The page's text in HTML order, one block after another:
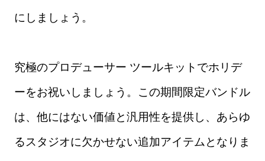
にしましょう。
究極のプロデューサー ツールキットでホリデ
ーをお祝いしましょう。この期間限定バンドル
は、他にはない価値と汎用性を提供し、あらゆ
るスタジオに欠かせない追加アイテムとなりま